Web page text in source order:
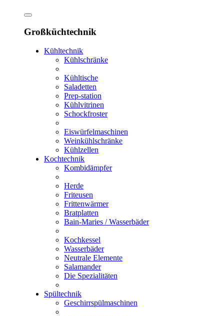
Großküchtechnik
Kühltechnik
Kühlschränke
Kühltische
Saladetten
Prep-station
Kühlvitrinen
Schockfroster
Eiswürfelmaschinen
Weinkühlschränke
Kühlzellen
Kochtechnik
Kombidämpfer
Herde
Friteusen
Frittenwärmer
Bratplatten
Bain-Maries / Wasserbäder
Kochkessel
Wasserbäder
Neutrale Elemente
Salamander
Die Spezialitäten
Spültechnik
Geschirrspülmaschinen